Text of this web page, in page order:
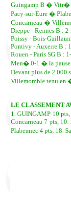
Guingamp B � Vitr�
Pacy-sur-Eure �
Concarneau �
Dieppe - Rennes B :
Poissy - Bois-
Pontivy - Auxerre B :
Rouen - Paris SG B :
Men� 0-1 � la
Devant plus de 2
Villemomble tenu en
LE CLASSEMENT
1. GUINGAMP 10
Concarneau 7 pts,
Plabennec 4 pts, 18.